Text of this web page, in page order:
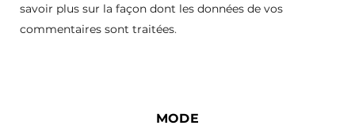
savoir plus sur la façon dont les données de vos
commentaires sont traitées.
MODE